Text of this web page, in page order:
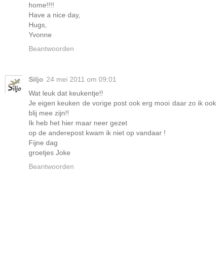
home!!!!
Have a nice day,
Hugs,
Yvonne
Beantwoorden
Siljo 24 mei 2011 om 09:01
Wat leuk dat keukentje!!
Je eigen keuken de vorige post ook erg mooi daar zo ik ook
blij mee zijn!!
Ik heb het hier maar neer gezet
op de anderepost kwam ik niet op vandaar !
Fijne dag
groetjes Joke
Beantwoorden